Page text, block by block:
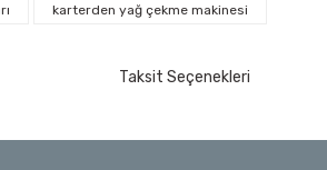
Uç ve Star Torx Uç Takımı 17 Parça
Ücretsiz Nakliye
3.874,20 TL
karterden yağ çekme makinesi
Taksit Seçenekleri